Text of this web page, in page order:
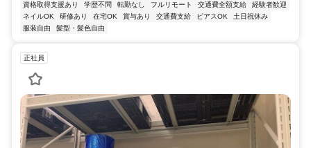
資格取得支援あり
学歴不問 転勤なし フルリモート 交通費全額支給
経験者歓迎
ネイルOK
研修あり 在宅OK 賞与あり 交通費支給 ピアスOK
土日祝休み
服装自由
髪型・髪色自由
正社員